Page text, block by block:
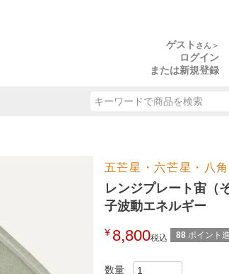
ゲスト さん＞
ログイン
または新規登録
五芒星・六芒星・八
レンジプレート宙（
子波動エネルギー
¥ 8,800税込 88 ポイント